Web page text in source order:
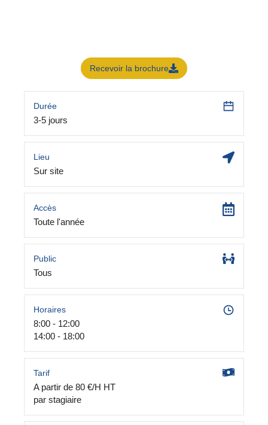
Recevoir la brochure
Durée
3-5 jours
Lieu
Sur site
Accès
Toute l'année
Public
Tous
Horaires
8:00 - 12:00
14:00 - 18:00
Tarif
A partir de 80 €/H HT
par stagiaire